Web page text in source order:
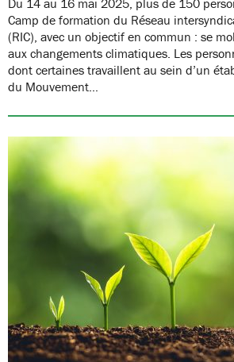
Camp de formation du Réseau
(RIC), avec un objectif en commun : se
aux changements climatiques. Les
dont certaines travaillent au sein d’un
du Mouvement…